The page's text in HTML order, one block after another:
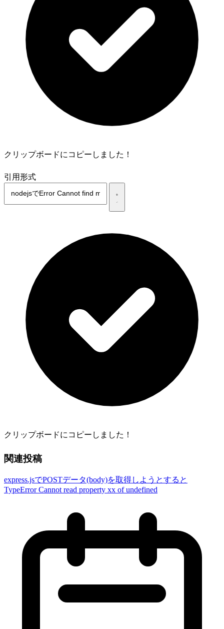
クリップボードにコピーしました！
引用形式
クリップボードにコピーしました！
関連投稿
express.jsでPOSTデータ(body)を取得しようとすると
TypeError Cannot read property xx of undefined